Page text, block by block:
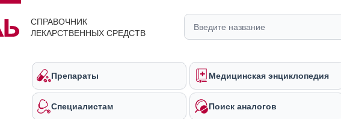
СПРАВОЧНИК
ЛЕКАРСТВЕННЫХ СРЕДСТВ
Препараты Медицинская энциклопедия
Специалистам Поиск аналогов